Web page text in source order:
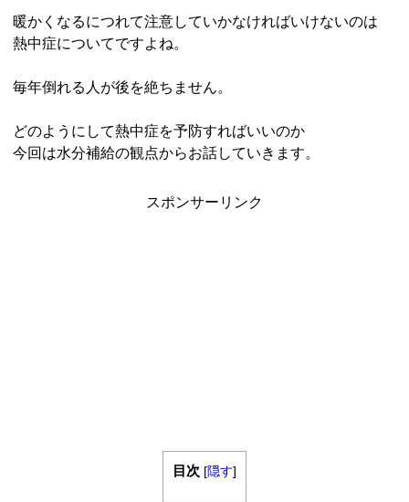
暖かくなるにつれて注意していかなければいけないのは
熱中症についてですよね。
毎年倒れる人が後を絶ちません。
どのようにして熱中症を予防すればいいのか
今回は水分補給の観点からお話していきます。
スポンサーリンク
目次 [隠す]